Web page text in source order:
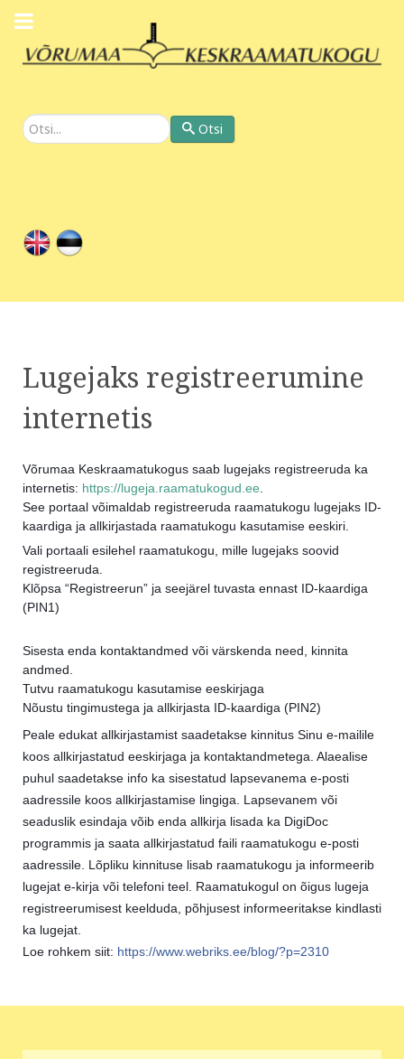
Otsi Otsi
Lugejaks registreerumine
internetis
Võrumaa Keskraamatukogus saab lugejaks registreeruda ka
internetis: https://lugeja.raamatukogud.ee
See portaal võimaldab registreeruda raamatukogu lugejaks ID-
kaardiga ja allkirjastada raamatukogu kasutamise eeskiri.
Vali portaali esilehel raamatukogu, mille lugejaks soovid
registreeruda.
Klõpsa “Registreerun” ja seejärel tuvasta ennast ID-kaardiga
(PIN1)
Sisesta enda kontaktandmed või värskenda need, kinnita
andmed.
Tutvu raamatukogu kasutamise eeskirjaga
Nõustu tingimustega ja allkirjasta ID-kaardiga (PIN2)
Peale edukat allkirjastamist saadetakse kinnitus Sinu e-mailile
koos allkirjastatud eeskirjaga ja kontaktandmetega. Alaealise
puhul saadetakse info ka sisestatud lapsevanema e-posti
aadressile koos allkirjastamise lingiga. Lapsevanem või
seaduslik esindaja võib enda allkirja lisada ka DigiDoc
programmis ja saata allkirjastatud faili raamatukogu e-posti
aadressile. Lõpliku kinnituse lisab raamatukogu ja informeerib
lugejat e-kirja või telefoni teel. Raamatukogul on õigus lugeja
registreerumisest keelduda, põhjusest informeeritakse kindlasti
ka lugejat.
Loe rohkem siit: https://www.webriks.ee/blog/?p=2310